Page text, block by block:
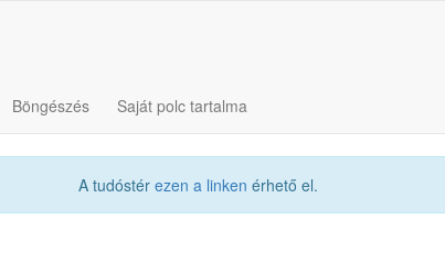
Böngészés Saját polc tartalma
A tudóstér ezen a linken érhető el.